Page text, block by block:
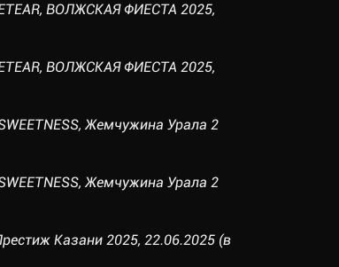
ВОЛЖСКАЯ ФИЕСТА 2025,
ВОЛЖСКАЯ ФИЕСТА 2025,
Жемчужина Урала 2
Жемчужина Урала 2
Казани 2025, 22.06.2025 (в